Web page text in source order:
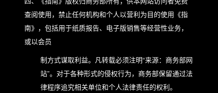
查阅使用，禁止任何机构和个人以营利为目的使用《指
南》，包括用于纸质报告、电子版销售等经营性业务，
或以会员
制方式谋取利益。凡转载必须注明“来源：商务部网
站”。对于各种形式的侵权行为，商务部保留通过法
律程序追究相关单位和个人法律责任的权利。